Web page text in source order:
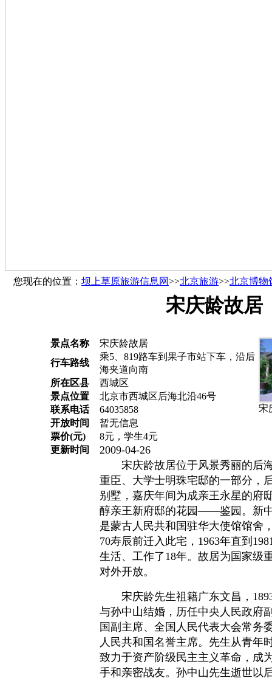
您现在的位置： 坝上草原旅游信息网>>北京旅游>>北京博物
宋庆龄故居
景点名称 宋庆龄故居
宋
行车路线
乘5、819路车到果子市站下车，沿后
海夹道向南
所在区县
西城区
景点位置
北京市西城区后海北沿46号
联系电话
64035858
开放时间
暂无信息
票价(元)
8元，学生4元
更新时间
2009-04-26
宋庆龄故居位于风景秀丽的后
重臣、大学士明珠宅邸的一部分，
别墅，嘉庆年间为成亲王永星的府
醇亲王新府邸的花园——鉴园。新
是蒙古人民共和国驻华大使馆馆舍
70寿辰前迁入此宅，1963年直到
生活、工作了18年。故居为国家级
对外开放。
宋庆龄先生祖籍广东文昌，
与孙中山结婚，历任中央人民政府
国副主席、全国人民代表大会常务
人民共和国名誉主席。先生从青年
致力于资产阶级民主主义革命，成
手和亲密战友。孙中山先生逝世以